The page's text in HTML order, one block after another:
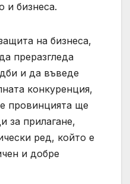
и бизнеса.
на бизнеса,
преразгледа
и да въведе
конкуренция,
провинцията ще
за прилагане,
ред, който е
и добре